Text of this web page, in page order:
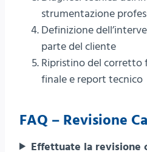
strumentazione
Definizione
parte del cliente
Ripristino del
finale e report tecnico
FAQ – Revisione
Effettuate la revisione